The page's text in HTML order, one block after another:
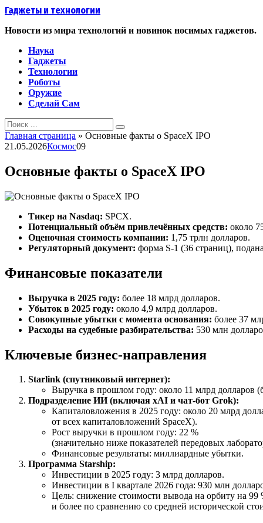
Перейти
контенту
Гаджеты и технологии
Новости из мира технологий и новинок носимых гаджетов.
Наука
Гаджеты
Технологии
Роботы
Оружие
Сделай Сам
Search
for:
Главная страница » Основные факты о SpaceX IPO
21.05.2026Космос09
Основные факты о SpaceX IPO
Тикер на Nasdaq: SPCX.
Потенциальный объём привлечённых средств: около
Оценочная стоимость компании: 1,75 трлн долларов.
Регуляторный документ: форма S‑1 (36 страниц),
Финансовые показатели
Выручка в 2025 году: более 18 млрд долларов.
Убыток в 2025 году: около 4,9 млрд долларов.
Совокупные убытки с момента основания: более 37
Расходы на судебные разбирательства: 530 млн
Ключевые бизнес‑направления
Starlink (спутниковый интернет):
Выручка в прошлом году: около 11 млрд
Подразделение ИИ (включая xAI и чат‑бот Grok):
Капиталовложения в 2025 году: около 20 млрд
от всех капиталовложений SpaceX).
Рост выручки в прошлом году: 22 %
(значительно ниже показателей передовых
Финансовые результаты: миллиардные убытки.
Программа Starship:
Инвестиции в 2025 году: 3 млрд долларов.
Инвестиции в I квартале 2026 года: 930 млн
Цель: снижение стоимости вывода на орбиту на 99
и более по сравнению со средней исторической